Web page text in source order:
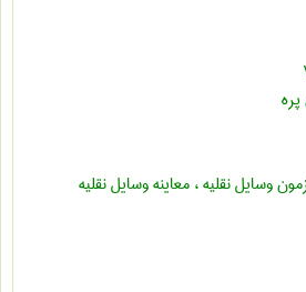
وسایل نقلیه ، معاینه وسایل نقلیه